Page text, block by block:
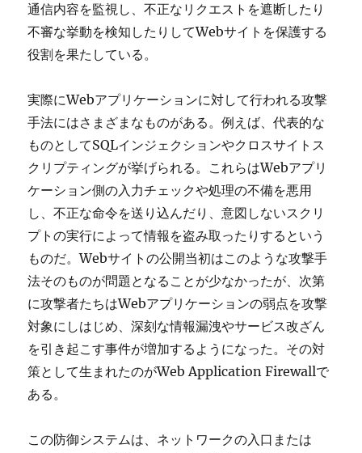
通信内容を監視し、不正なリクエストを遮断したり
不審な挙動を検知したりしてWebサイトを保護する
役割を果たしている。
実際にWebアプリケーションに対して行われる攻撃
手法にはさまざまなものがある。例えば、代表的な
ものとしてSQLインジェクションやクロスサイトス
クリプティングが挙げられる。これらはWebアプリ
ケーション側の入力チェックや処理の不備を悪用
し、不正な命令を送り込んだり、意図しないスクリ
プトの実行によって情報を盗み取ったりするという
ものだ。Webサイトの公開当初はこのような攻撃手
法そのものが問題となることが少なかったが、次第
に攻撃者たちはWebアプリケーションの弱点を攻撃
対象にしはじめ、深刻な情報漏洩やサービス改ざん
を引き起こす事件が増加するようになった。その対
策として生まれたのがWeb Application Firewallで
ある。
この防御システムは、ネットワークの入口または